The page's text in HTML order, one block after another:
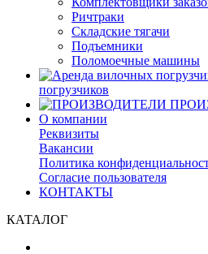
Ричтраки
Складские тягачи
Подъемники
Поломоечные машины
погрузчиков
О компании
Реквизиты
Вакансии
Политика
Согласие пользователя
КОНТАКТЫ
КАТАЛОГ